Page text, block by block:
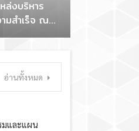
ล่งบริหาร
ำเร็จ ณ
ดการ
อ่านทั้งหมด
มและแผน